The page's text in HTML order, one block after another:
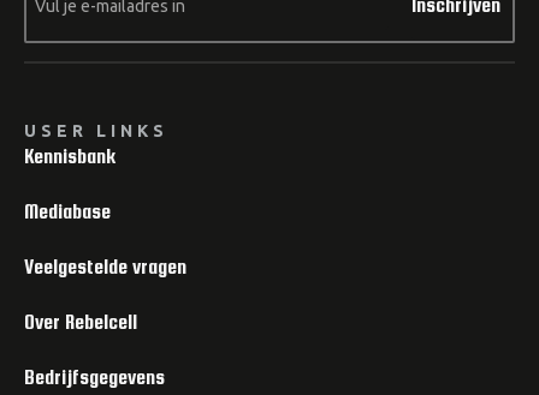
Inschrijven
USER LINKS
Kennisbank
Mediabase
Veelgestelde vragen
Over Rebelcell
Bedrijfsgegevens